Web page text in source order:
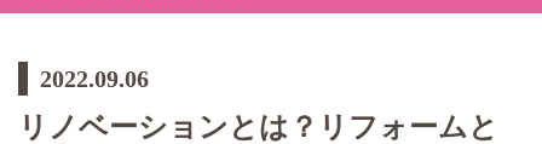
2022.09.06
リノベーションとは？リフォームと